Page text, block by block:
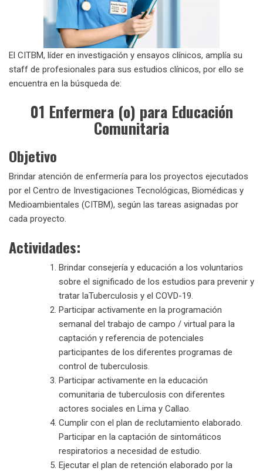
El CITBM, líder en investigación y ensayos clínicos, amplía su
staff de profesionales para sus estudios clínicos, por ello se
encuentra en la búsqueda de:
01 Enfermera (o) para Educación
Comunitaria
Objetivo
Brindar atención de enfermería para los proyectos ejecutados
por el Centro de Investigaciones Tecnológicas, Biomédicas y
Medioambientales (CITBM), según las tareas asignadas por
cada proyecto.
Actividades:
Brindar consejería y educación a los voluntarios
sobre el significado de los estudios para prevenir y
tratar laTuberculosis y el COVD-19.
Participar activamente en la programación
semanal del trabajo de campo / virtual para la
captación y referencia de potenciales
participantes de los diferentes programas de
control de tuberculosis.
Participar activamente en la educación
comunitaria de tuberculosis con diferentes
actores sociales en Lima y Callao.
Cumplir con el plan de reclutamiento elaborado.
Participar en la captación de sintomáticos
respiratorios a necesidad de estudio.
Ejecutar el plan de retención elaborado por la